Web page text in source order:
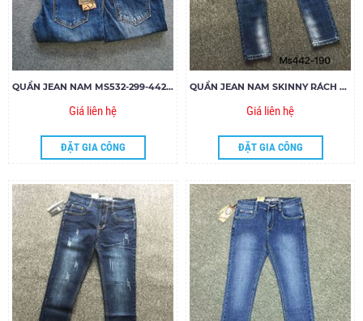
QUẦN JEAN NAM MS532-299-442-321.18
Giá liên hệ
ĐẶT GIA CÔNG
QUẦN JEAN NAM SKINNY RÁCH GIÁ RẺ PG MS422-G190
Giá liên hệ
ĐẶT GIA CÔNG